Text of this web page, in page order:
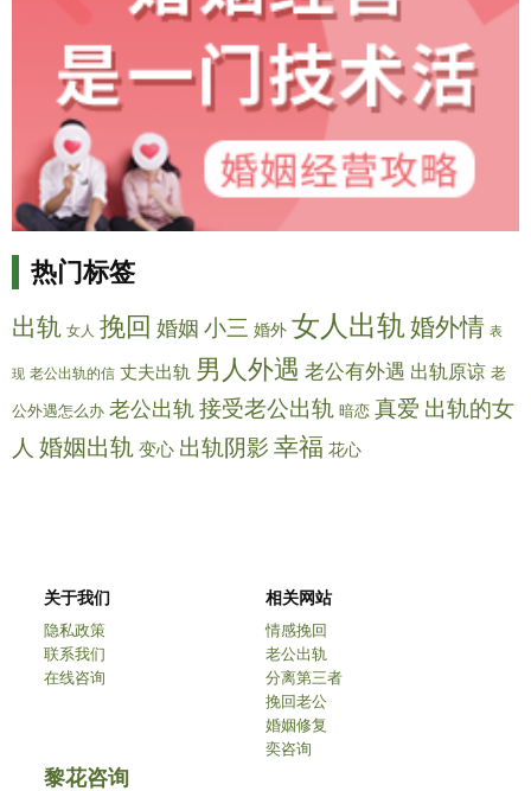
热门标签
出轨 女人 挽回 婚姻 小三 婚外 女人出轨婚外情 表
现 老公出轨的信 丈夫出轨 男人外遇 老公有外遇 出轨原谅 老
公外遇怎么办 老公出轨 接受老公出轨 暗恋 真爱 出轨的女
人 婚姻出轨 变心 出轨阴影 幸福 花心
黎花咨询
关于我们
隐私政策
联系我们
在线咨询
相关网站
情感挽回
老公出轨
分离第三者
挽回老公
婚姻修复
奕咨询